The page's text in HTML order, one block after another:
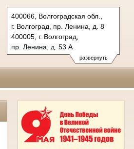
развернуть
400066, Волгоградская обл.,
г. Волгоград, пр. Ленина, д. 8
400005, г. Волгоград,
пр. Ленина, д. 53 А
Тел.: (8442) 38-21-98, 23-87-44
oblsud.vol@sudrf.ru